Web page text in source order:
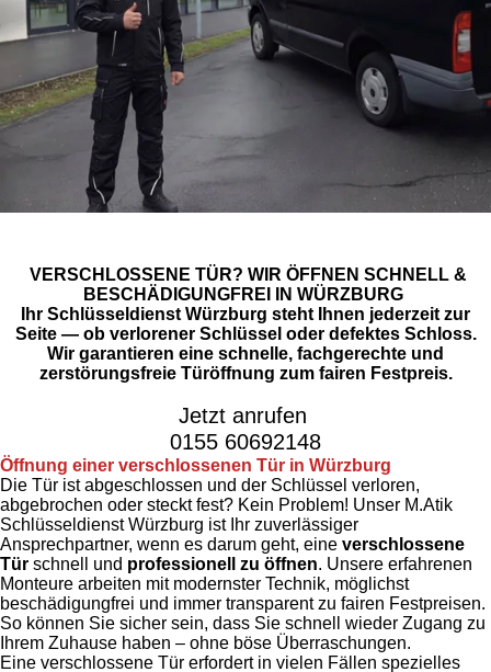
VERSCHLOSSENE TÜR? WIR ÖFFNEN SCHNELL &
BESCHÄDIGUNGFREI IN WÜRZBURG
Ihr Schlüsseldienst Würzburg steht Ihnen jederzeit zur
Seite — ob verlorener Schlüssel oder defektes Schloss.
Wir garantieren eine schnelle, fachgerechte und
zerstörungsfreie Türöffnung zum fairen Festpreis.
Jetzt anrufen
0155 60692148
Öffnung einer verschlossenen Tür in Würzburg
Die Tür ist abgeschlossen und der Schlüssel verloren,
abgebrochen oder steckt fest? Kein Problem! Unser M.Atik
Schlüsseldienst Würzburg ist Ihr zuverlässiger
Ansprechpartner, wenn es darum geht, eine verschlossene
Tür schnell und professionell zu öffnen. Unsere erfahrenen
Monteure arbeiten mit modernster Technik, möglichst
beschädigungfrei und immer transparent zu fairen Festpreisen.
So können Sie sicher sein, dass Sie schnell wieder Zugang zu
Ihrem Zuhause haben – ohne böse Überraschungen.
Eine verschlossene Tür erfordert in vielen Fällen spezielles